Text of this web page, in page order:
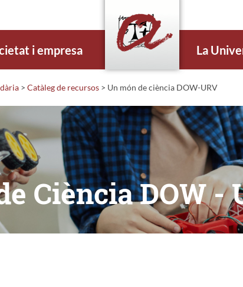
i empresa La
> Catàleg de recursos > Un món de ciència DOW-URV
Ciència DOW -